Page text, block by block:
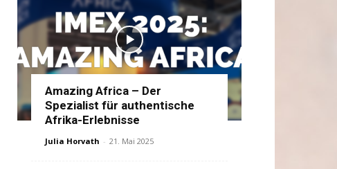
Amazing Africa – Der
Spezialist für authentische
Afrika-Erlebnisse
Julia Horvath - 21. Mai 2025